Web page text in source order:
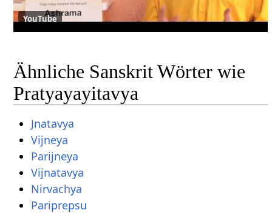
YouTube
Ähnliche Sanskrit Wörter wie
Pratyayayitavya
Jnatavya
Vijneya
Parijneya
Vijnatavya
Nirvachya
Pariprepsu